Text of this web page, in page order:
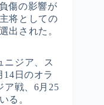
傷の影響が
将としての
出された。
ニジア、ス
14日のオラ
ア戦、6月25
る。